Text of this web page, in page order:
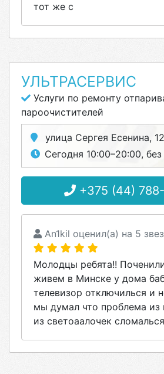
тот же с
УЛЬТРАСЕРВИС
Услуги по ремонту
пароочистителей
улица Сергея Есенина,
Сегодня 10:00–20:00,
+375 (44)
An1kil оценил(а) на 5
Молодцы ребята!!
живем в Минске у дома
телевизор отключилься и
мы думал что проблема из
из светоаалочек